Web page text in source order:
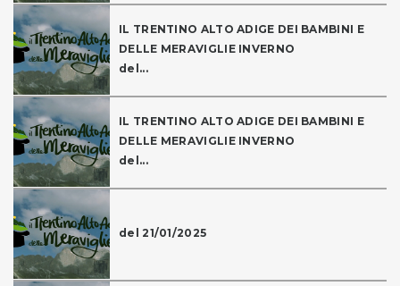
IL TRENTINO ALTO ADIGE DEI BAMBINI E
DELLE MERAVIGLIE INVERNO
del...
IL TRENTINO ALTO ADIGE DEI BAMBINI E
DELLE MERAVIGLIE INVERNO
del...
del 21/01/2025